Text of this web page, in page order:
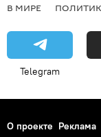
В МИРЕ
Telegram
О проекте Реклама